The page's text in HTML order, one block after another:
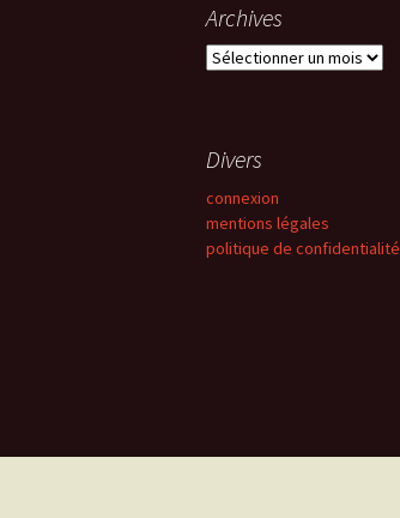
Archives
Archives
Divers
connexion
mentions légales
politique de confidentialité